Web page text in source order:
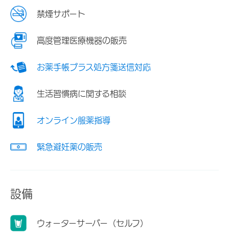
禁煙サポート
高度管理医療機器の販売
お薬手帳プラス処方箋送信対応
生活習慣病に関する相談
オンライン服薬指導
緊急避妊薬の販売
設備
ウォーターサーバー（セルフ）